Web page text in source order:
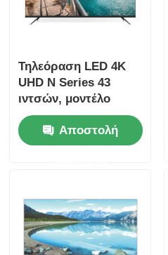
Ξενάγηση στο Εργοστάσιο
Ποιοτικός έλεγχος
Επικοινωνήστε μαζί μας
Ζητήστε μια προσφορά
TV των έξυπνων
Τηλεόραση LED 4K
UHD N Series 43
ιντσών, μοντέλο
2025, Smart
TelevisionΑποστολή